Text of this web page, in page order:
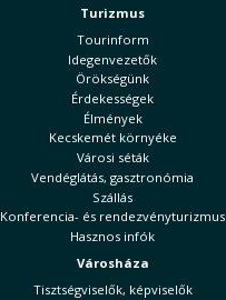
Turizmus
Tourinform
Idegenvezetők
Örökségünk
Érdekességek
Élmények
Kecskemét környéke
Városi séták
Vendéglátás, gasztronómia
Szállás
Konferencia- és rendezvényturizmus
Hasznos infók
Városháza
Tisztségviselők, képviselők